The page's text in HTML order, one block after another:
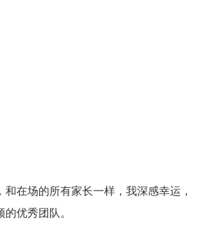
在场的所有家长一样，我深感幸运，
优秀团队。